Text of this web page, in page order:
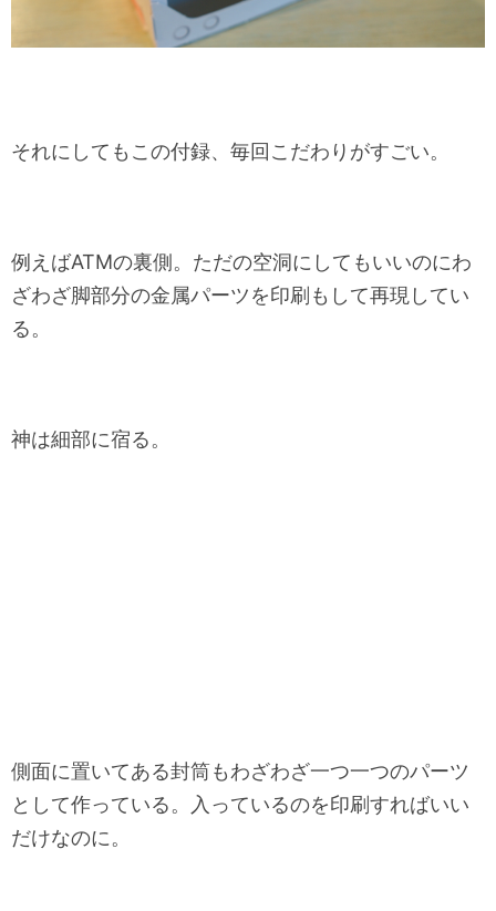
それにしてもこの付録、毎回こだわりがすごい。
例えばATMの裏側。ただの空洞にしてもいいのにわ
ざわざ脚部分の金属パーツを印刷もして再現してい
る。
神は細部に宿る。
側面に置いてある封筒もわざわざ一つ一つのパーツ
として作っている。入っているのを印刷すればいい
だけなのに。